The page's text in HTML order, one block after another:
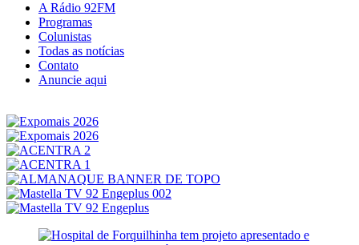
A Rádio 92FM
Programas
Colunistas
Todas as notícias
Contato
Anuncie aqui